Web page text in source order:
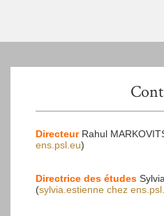
Directeur Rahul
ens.psl.eu)
Directrice des études
(sylvia.estienne chez